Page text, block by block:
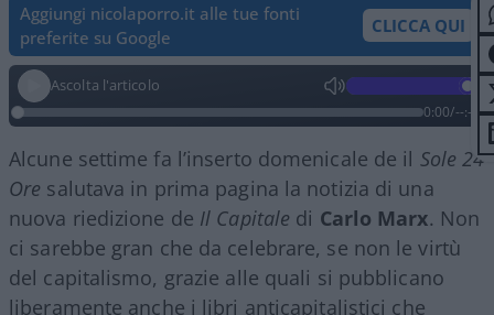
Aggiungi nicolaporro.it alle tue fonti
preferite su Google
CLICCA QUI
Ascolta l'articolo
0:00/--:--
Alcune settime fa l’inserto domenicale de il Sole 24
Ore salutava in prima pagina la notizia di una
nuova riedizione de Il Capitale di Carlo Marx. Non
ci sarebbe gran che da celebrare, se non le virtù
del capitalismo, grazie alle quali si pubblicano
liberamente anche i libri anticapitalistici che